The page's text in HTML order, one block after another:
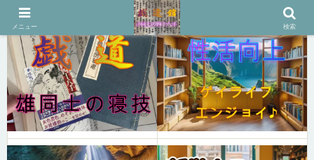
メニュー 検索